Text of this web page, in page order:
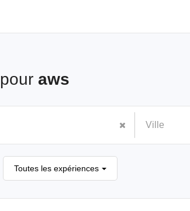
pour aws
Toutes les expériences